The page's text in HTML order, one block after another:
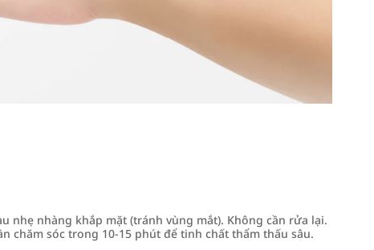
nhẹ nhàng khắp mặt (tránh vùng mắt). Không cần rửa lại.
chăm sóc trong 10-15 phút để tinh chất thẩm thấu sâu.